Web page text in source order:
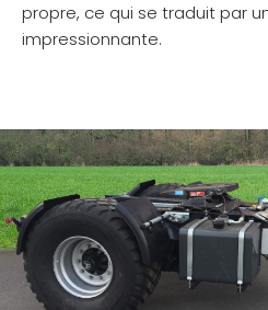
propre, ce qui se traduit par
impressionnante.